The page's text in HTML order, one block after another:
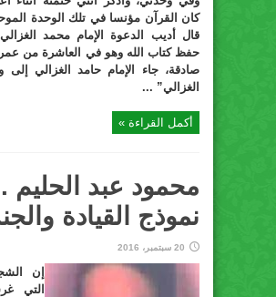
كان القرآن مؤنسا في تلك الوحدة
قال أديب الدعوة الإمام محمد
حفظ كتاب الله وهو في العاشرة من
صادقة، جاء الإمام حامد الغزالي إلى
الغزالي” ...
أكمل القراءة »
محمود عبد الحليم
نموذج القيادة
20 سبتمبر، 2016
إن
التي